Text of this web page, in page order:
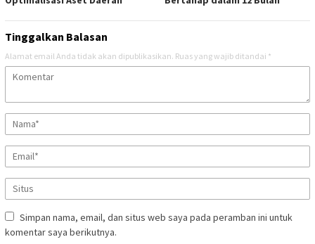
Tinggalkan Balasan
Alamat email Anda tidak akan dipublikasikan. Ruas yang wajib ditandai *
Simpan nama, email, dan situs web saya pada peramban ini untuk
komentar saya berikutnya.